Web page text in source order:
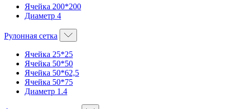
Ячейка 200*200
Диаметр 4
Рулонная сетка
Ячейка 25*25
Ячейка 50*50
Ячейка 50*62,5
Ячейка 50*75
Диаметр 1.4